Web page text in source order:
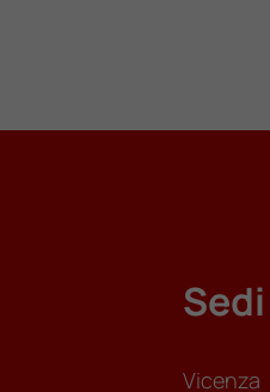
Sedi
Vicenza